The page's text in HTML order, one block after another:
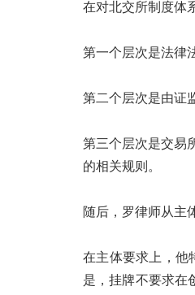
在对北交所制度体
第一个层次是法律
第二个层次是由证
第三个层次是交易
的相关规则。
随后，罗律师从主
在主体要求上，他
是，挂牌不要求在